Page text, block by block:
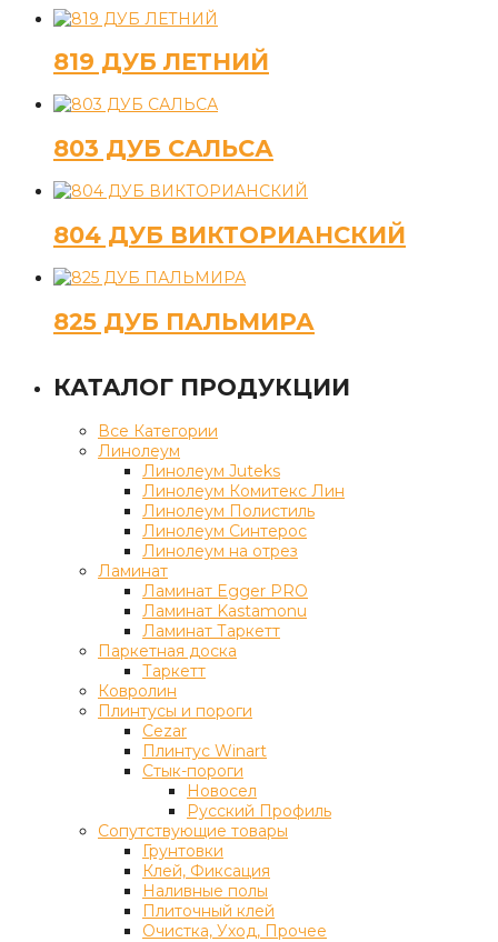
819 ДУБ ЛЕТНИЙ
803 ДУБ САЛЬСА
804 ДУБ ВИКТОРИАНСКИЙ
825 ДУБ ПАЛЬМИРА
КАТАЛОГ ПРОДУКЦИИ
Все Категории
Линолеум
Линолеум Juteks
Линолеум Комитекс Лин
Линолеум Полистиль
Линолеум Синтерос
Линолеум на отрез
Ламинат
Ламинат Egger PRO
Ламинат Kastamonu
Ламинат Таркетт
Паркетная доска
Таркетт
Ковролин
Плинтусы и пороги
Cezar
Плинтус Winart
Стык-пороги
Новосел
Русский Профиль
Сопутствующие товары
Грунтовки
Клей, Фиксация
Наливные полы
Плиточный клей
Очистка, Уход, Прочее